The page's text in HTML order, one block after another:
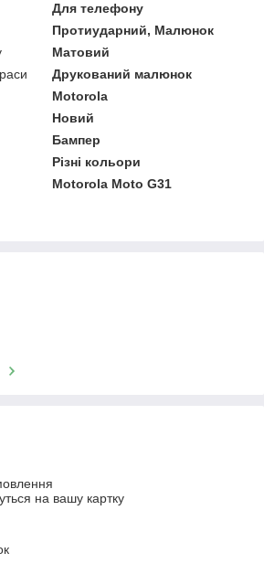
Для телефону
Протиударний, Малюнок
Матовий
Друкований малюнок
Motorola
Новий
Бампер
Різні кольори
Motorola Moto G31
на вашу картку